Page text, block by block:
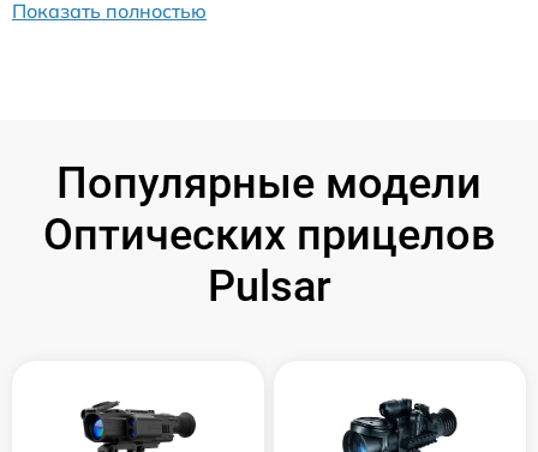
Показать полностью
Популярные модели
Оптических прицелов
Pulsar